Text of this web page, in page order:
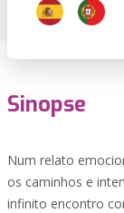
Sinopse
Num relato
os caminhos e
infinito encontro